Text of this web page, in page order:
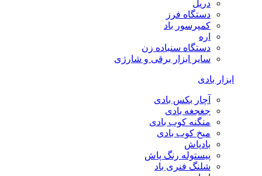
دریل
دستگاه فرز
کمپرسور باد
اره
دستگاه سنباده زن
سایر ابزار برقی و شارژی
ابزار بادی
آچار بکس بادی
جغجغه بادی
منگنه کوب بادی
میخ کوب بادی
بادپاش
پیستوله رنگ پاش
شلنگ فنری باد